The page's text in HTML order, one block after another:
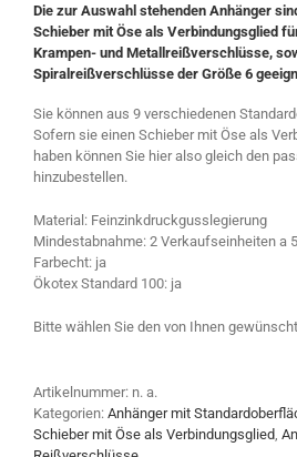
Die zur Auswahl stehenden Anhänger
Schieber mit Öse als Verbindungsglied
Krampen- und Metallreißverschlüsse,
Spiralreißverschlüsse der Größe 6
Sie können aus 9 verschiedenen
Sofern sie einen Schieber mit Öse als
haben können Sie hier also gleich den
hinzubestellen.
Material: Feinzinkdruckgusslegierung
Mindestabnahme: 2 Verkaufseinheiten a
Farbecht: ja
Ökotex Standard 100: ja
Bitte wählen Sie den von Ihnen
Artikelnummer: n. a.
Kategorien: Anhänger mit
Schieber mit Öse als Verbindungsglied,